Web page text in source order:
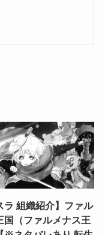
ラ 組織紹介】ファル
国（ファルメナス王